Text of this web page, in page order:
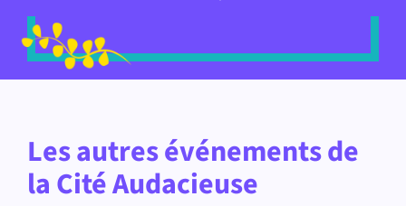
Les autres événements de
la Cité Audacieuse